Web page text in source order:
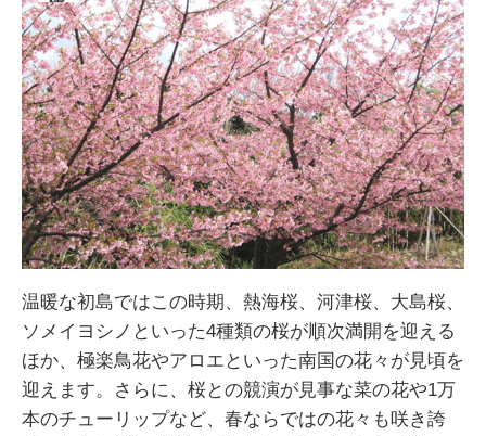
温暖な初島ではこの時期、熱海桜、河津桜、大島桜、
ソメイヨシノといった4種類の桜が順次満開を迎える
ほか、極楽鳥花やアロエといった南国の花々が見頃を
迎えます。さらに、桜との競演が見事な菜の花や1万
本のチューリップなど、春ならではの花々も咲き誇